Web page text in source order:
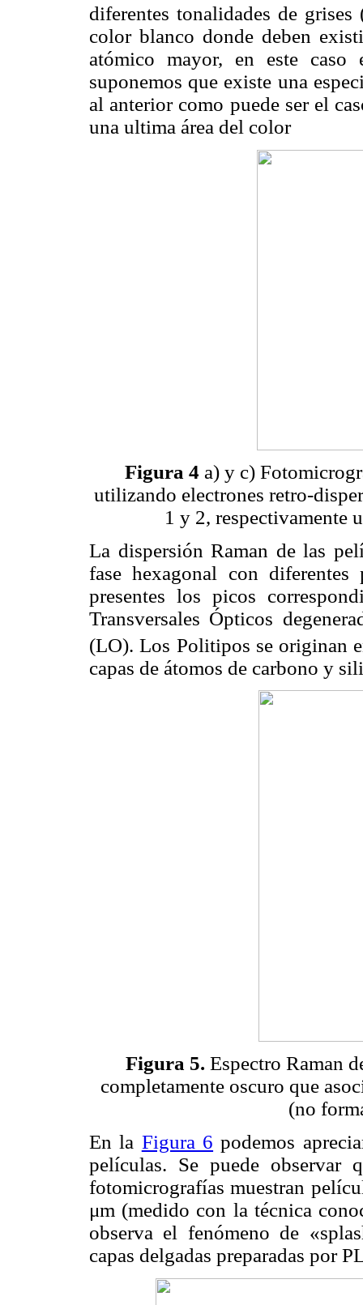
diferentes tonalidades de
color blanco donde deben
atómico mayor, en este
suponemos que existe una
al anterior como puede ser el
una ultima área del color
Figura 4 a) y c)
utilizando electrones retro-
1 y 2, respectivamente
La dispersión Raman de las
fase hexagonal con
presentes los picos
Transversales Ópticos
(LO). Los Politipos se originan
capas de átomos de carbono y
Figura 5. Espectro Raman
completamente oscuro que
(no
En la Figura 6 podemos
películas. Se puede observar
fotomicrografías muestran
μm (medido con la técnica
observa el fenómeno de
capas delgadas preparadas por